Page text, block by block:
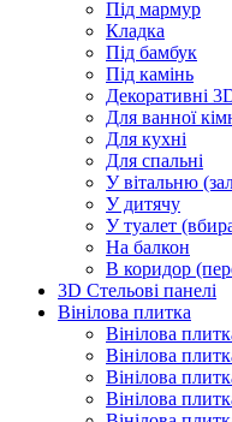
Під мармур
Кладка
Під бамбук
Під камінь
Декоративні
Для ванної
Для кухні
Для спальні
У вітальню
У дитячу
У туалет
На балкон
В коридор
3D Стельові панелі
Вінілова плитка
Вінілова
Вінілова
Вінілова
Вінілова